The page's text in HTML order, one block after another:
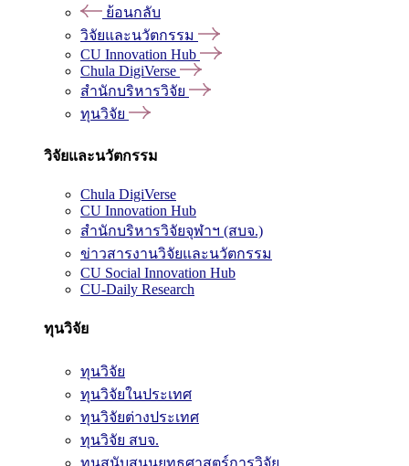
ย้อนกลับ
วิจัยและนวัตกรรม
CU Innovation Hub
Chula DigiVerse
สำนักบริหารวิจัย
ทุนวิจัย
วิจัยและนวัตกรรม
Chula DigiVerse
CU Innovation Hub
สำนักบริหารวิจัยจุฬาฯ (สบจ.)
ข่าวสารงานวิจัยและนวัตกรรม
CU Social Innovation Hub
CU-Daily Research
ทุนวิจัย
ทุนวิจัย
ทุนวิจัยในประเทศ
ทุนวิจัยต่างประเทศ
ทุนวิจัย สบจ.
ทุนสนับสนุนยุทธศาสตร์การวิจัย